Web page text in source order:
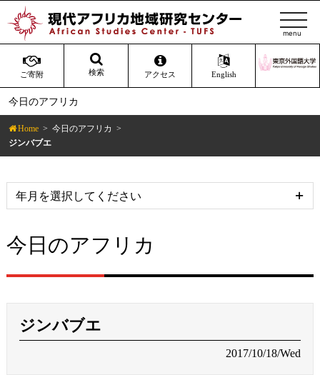
ご寄附 検索 アクセス English
t
o
g
l
v
g
a
n
今日のアフリカ
Home
今日のアフリカ
ジンバブエ
今日のアフリカ
ジンバブエ
2017/10/18/Wed